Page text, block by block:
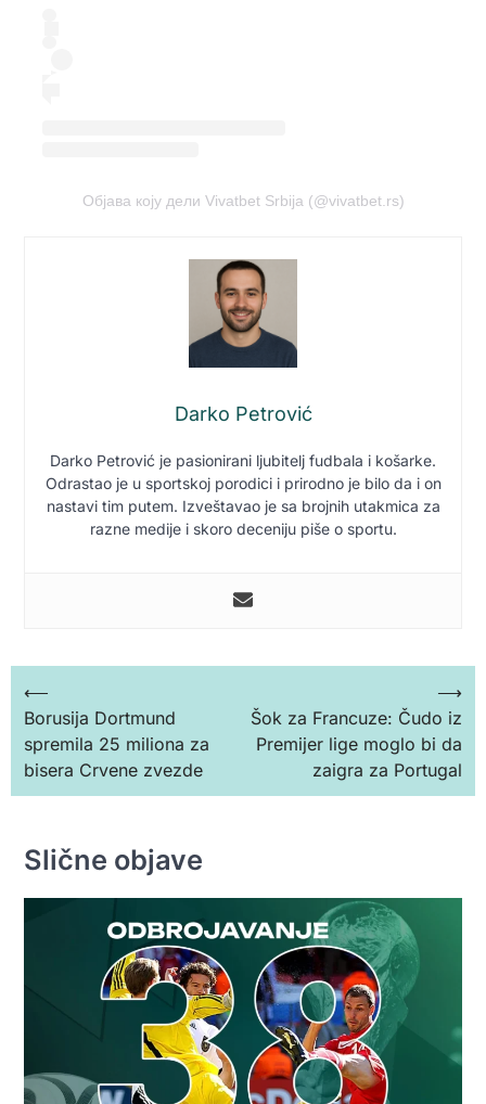
Објава коју дели Vivatbet Srbija (@vivatbet.rs)
Darko Petrović
Darko Petrović je pasionirani ljubitelj fudbala i košarke.
Odrastao je u sportskoj porodici i prirodno je bilo da i on
nastavi tim putem. Izveštavao je sa brojnih utakmica za
razne medije i skoro deceniju piše o sportu.
Кретање
чланка
⟵
Borusija Dortmund
spremila 25 miliona za
bisera Crvene zvezde
Šok za Francuze: Čudo iz
Premijer lige moglo bi da
zaigra za Portugal
⟶
Slične objave